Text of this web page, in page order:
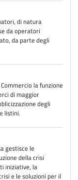
di natura
da operatori
da parte degli
la funzione
di maggior
degli
listini.
gestisce le
della crisi
iniziative, la
e le soluzioni per il